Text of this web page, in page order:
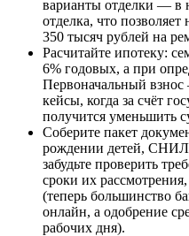
варианты отделки — в
отделка, что
350 тысяч рублей на
Расчитайте ипотеку:
6% годовых, а при
Первоначальный
кейсы, когда за счёт
получится уменьшить
Соберите пакет
рождении детей,
забудьте проверить
сроки их
(теперь большинство
онлайн, а одобрение
рабочих дня).